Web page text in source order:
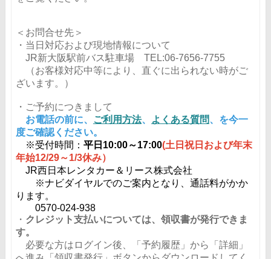
＜お問合せ先＞
・当日対応および現地情報について
JR新大阪駅前バス駐車場 TEL:06-7656-7755
（お客様対応中等により、直ぐに出られない時がご
ざいます。）
・ご予約につきまして
お電話の前に、
ご利用方法、 よくある質問、を今一
度ご確認ください。
※受付時間： 平日10:00～17:00(土日祝日および年末
年始12/29～1/3休み）
JR西日本レンタカー＆リース株式会社
※ナビダイヤルでのご案内となり、通話料がかか
ります。
0570-024-938
・ クレジット支払いについては、領収書が発行できま
す。
必要な方はログイン後、「予約履歴」から「詳細」